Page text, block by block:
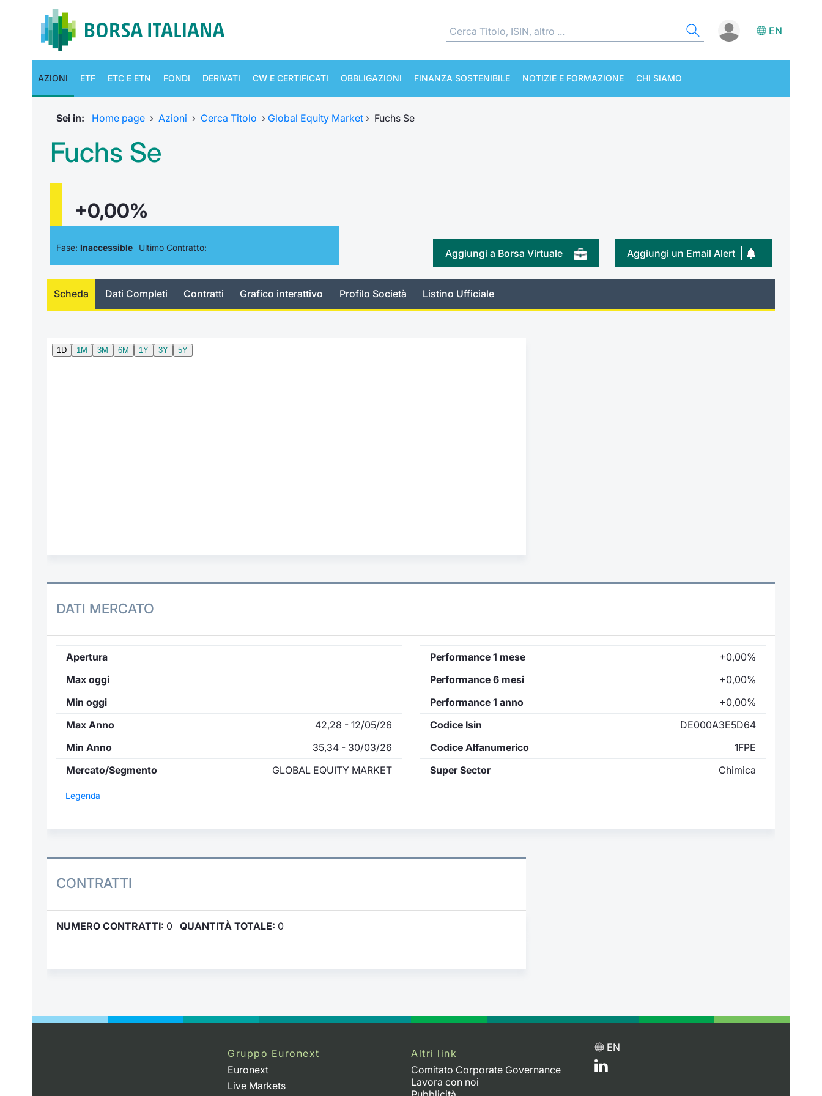
EN
AZIONI ETF ETC E ETN FONDI DERIVATI CW E CERTIFICATI OBBLIGAZIONI FINANZA SOSTENIBILE NOTIZIE E FORMAZIONE CHI SIAMO
Sei in: Home page › Azioni › Cerca Titolo › Global Equity Market › Fuchs Se
Fuchs Se
+0,00%
Fase: Inaccessible Ultimo Contratto: Aggiungi un Email Alert
Aggiungi a Borsa Virtuale
Scheda Dati Completi Contratti Grafico interattivo Profilo Società Listino Ufficiale
DATI MERCATO
Apertura
Max oggi
Min oggi
Max Anno
42,28 - 12/05/26
Min Anno
35,34 - 30/03/26
Mercato/Segmento
GLOBAL EQUITY MARKET
Performance 1 mese
+0,00%
Performance 6 mesi
+0,00%
Performance 1 anno
+0,00%
Codice Isin
DE000A3E5D64
Codice Alfanumerico
1FPE
Super Sector
Chimica
Legenda
CONTRATTI
NUMERO CONTRATTI: 0 QUANTITÀ TOTALE: 0
Gruppo Euronext
Euronext
Live Markets
Altri link
Comitato Corporate Governance
Lavora con noi
EN